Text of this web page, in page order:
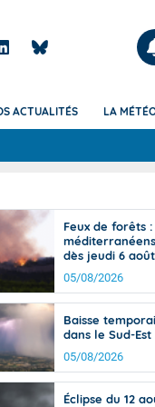
Articles
de
Phénomènes
des
Bulletins
Bulletins
d'avalanche
Météo des
Vigicrues
ACTUALITÉS LA
Feux de forêts
dès jeudi 6 août
05/08/2026
Baisse
dans le Sud-Est
05/08/2026
Éclipse du 12